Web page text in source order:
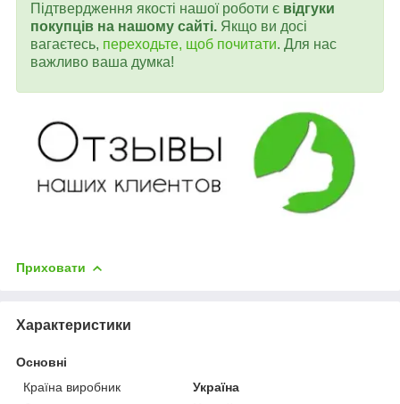
Підтвердження якості нашої роботи є відгуки
покупців на нашому сайті. Якщо ви досі
вагаєтесь, переходьте, щоб почитати. Для нас
важливо ваша думка!
Приховати
Характеристики
Основні
Країна виробник
Україна